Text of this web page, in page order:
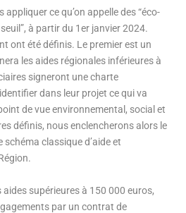
appliquer ce qu’on appelle des “éco-
à partir du 1er janvier 2024.
ont été définis. Le premier est un
les aides régionales inférieures à
signeront une charte
dans leur projet ce qui va
de vue environnemental, social et
définis, nous enclencherons alors le
classique d’aide et
supérieures à 150 000 euros,
par un contrat de